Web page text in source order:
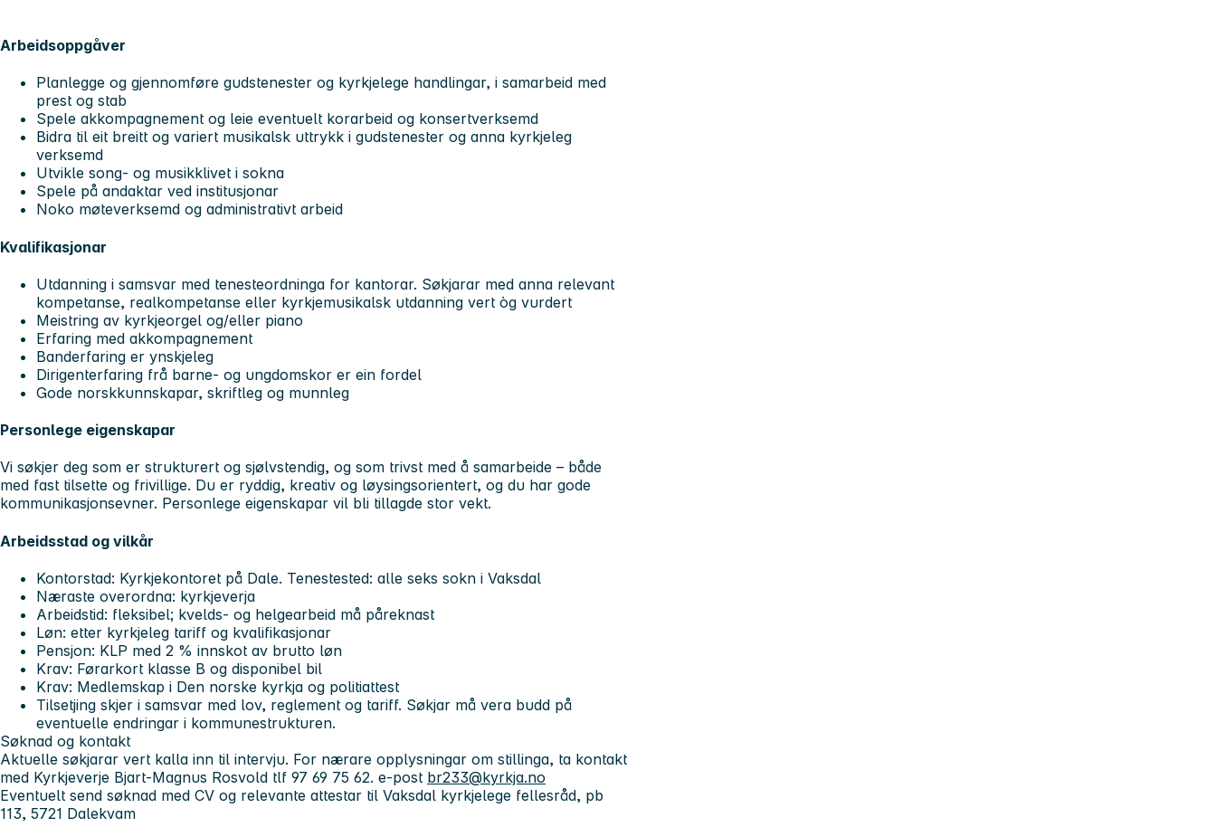
Arbeidsoppgåver
Planlegge og gjennomføre gudstenester og kyrkjelege handlingar, i samarbeid med
prest og stab
Spele akkompagnement og leie eventuelt korarbeid og konsertverksemd
Bidra til eit breitt og variert musikalsk uttrykk i gudstenester og anna kyrkjeleg
verksemd
Utvikle song- og musikklivet i sokna
Spele på andaktar ved institusjonar
Noko møteverksemd og administrativt arbeid
Kvalifikasjonar
Utdanning i samsvar med tenesteordninga for kantorar. Søkjarar med anna relevant
kompetanse, realkompetanse eller kyrkjemusikalsk utdanning vert òg vurdert
Meistring av kyrkjeorgel og/eller piano
Erfaring med akkompagnement
Banderfaring er ynskjeleg
Dirigenterfaring frå barne- og ungdomskor er ein fordel
Gode norskkunnskapar, skriftleg og munnleg
Personlege eigenskapar
Vi søkjer deg som er strukturert og sjølvstendig, og som trivst med å samarbeide – både
med fast tilsette og frivillige. Du er ryddig, kreativ og løysingsorientert, og du har gode
kommunikasjonsevner. Personlege eigenskapar vil bli tillagde stor vekt.
Arbeidsstad og vilkår
Kontorstad: Kyrkjekontoret på Dale. Tenestested: alle seks sokn i Vaksdal
Næraste overordna: kyrkjeverja
Arbeidstid: fleksibel; kvelds- og helgearbeid må påreknast
Løn: etter kyrkjeleg tariff og kvalifikasjonar
Pensjon: KLP med 2 % innskot av brutto løn
Krav: Førarkort klasse B og disponibel bil
Krav: Medlemskap i Den norske kyrkja og politiattest
Tilsetjing skjer i samsvar med lov, reglement og tariff. Søkjar må vera budd på
eventuelle endringar i kommunestrukturen.
Søknad og kontakt
Aktuelle søkjarar vert kalla inn til intervju. For nærare opplysningar om stillinga, ta kontakt
med Kyrkjeverje Bjart-Magnus Rosvold tlf 97 69 75 62. e-post br233@kyrkja.no
Eventuelt send søknad med CV og relevante attestar til Vaksdal kyrkjelege fellesråd, pb
113, 5721 Dalekvam